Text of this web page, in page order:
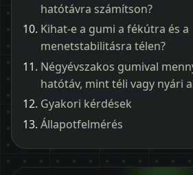
hatótávra számítson?
Kihat-e a gumi a fékútra és a
menetstabilitásra télen?
Négyévszakos gumival
hatótáv, mint téli vagy nyári
Gyakori kérdések
Állapotfelmérés